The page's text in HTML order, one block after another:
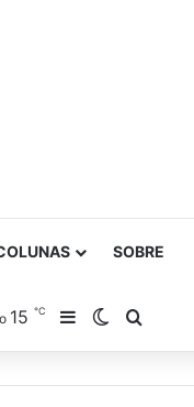
SOBRE
15℃ Barra Lateral
Switch skin